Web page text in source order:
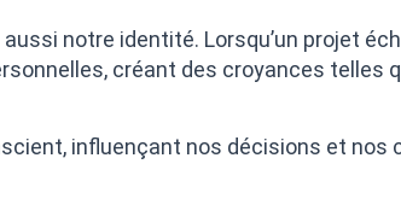
notre identité. Lorsqu’un projet
créant des croyances telles
influençant nos décisions et